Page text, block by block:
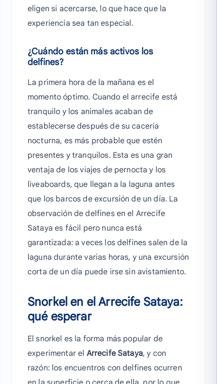
eligen si acercarse, lo que hace que la
experiencia sea tan especial.
¿Cuándo están más activos los
delfines?
La primera hora de la mañana es el
momento óptimo. Cuando el arrecife está
tranquilo y los animales acaban de
establecerse después de su cacería
nocturna, es más probable que estén
presentes y tranquilos. Esta es una gran
ventaja de los viajes de pernocta y los
liveaboards, que llegan a la laguna antes
que los barcos de excursión de un día. La
observación de delfines en el Arrecife
Sataya es fácil pero nunca está
garantizada: a veces los delfines salen de la
laguna durante varias horas, y una excursión
corta de un día puede irse sin avistamiento.
Snorkel en el Arrecife Sataya:
qué esperar
El snorkel es la forma más popular de
experimentar el Arrecife Sataya, y con
razón: los encuentros con delfines ocurren